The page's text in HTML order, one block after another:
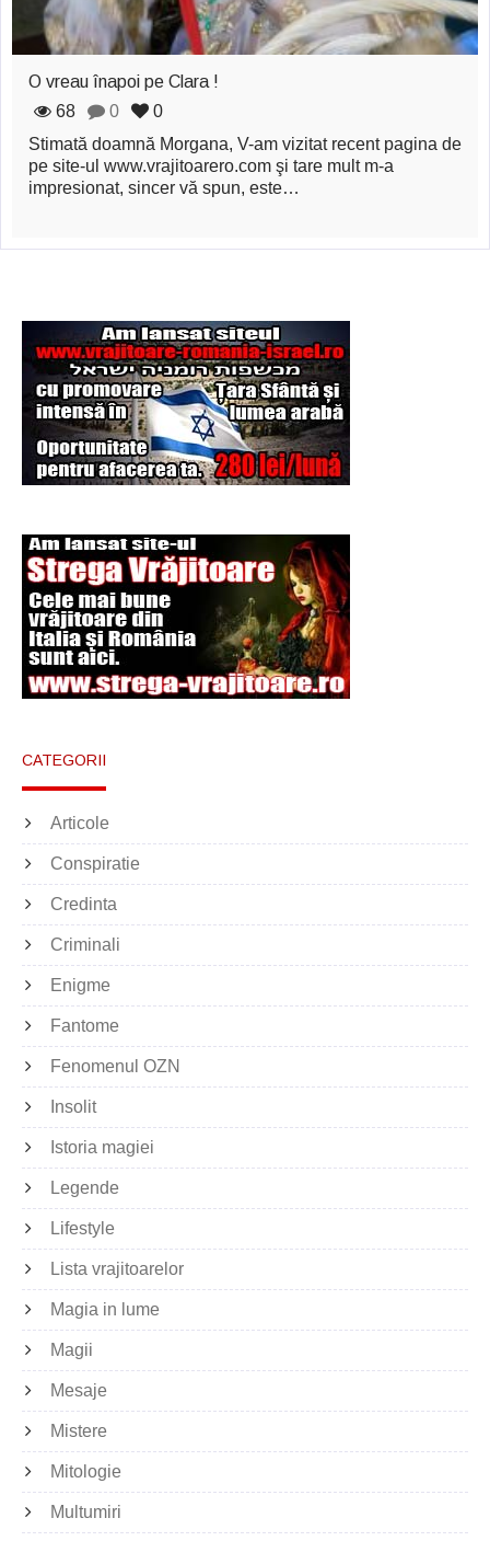
O vreau înapoi pe Clara !
68
0
0
Stimată doamnă Morgana, V-am vizitat recent pagina de
pe site-ul www.vrajitoarero.com şi tare mult m-a
impresionat, sincer vă spun, este…
CATEGORII
Articole
Conspiratie
Credinta
Criminali
Enigme
Fantome
Fenomenul OZN
Insolit
Istoria magiei
Legende
Lifestyle
Lista vrajitoarelor
Magia in lume
Magii
Mesaje
Mistere
Mitologie
Multumiri